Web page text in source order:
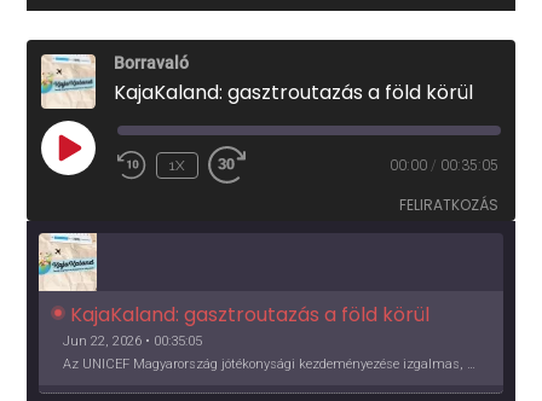
Borravaló
KajaKaland: gasztroutazás a föld körül
PLAY
EPISODE
1X 00:00 / 00:35:05
FELIRATKOZÁS
KajaKaland: gasztroutazás a föld körül
Jun 22, 2026 • 00:35:05
Az UNICEF Magyarország jótékonysági kezdeményezése izgalmas, egész éves világkörüli ízutazásra hív, igazi családi program és gasztroedukáció, illetve segítség a rászorulóknak is egyben.